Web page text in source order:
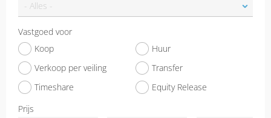
Vastgoed voor
Koop
Huur
Verkoop per veiling
Transfer
Timeshare
Equity Release
Prijs